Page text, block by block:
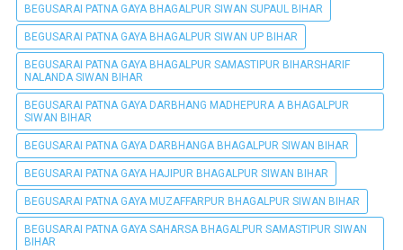
BEGUSARAI PATNA GAYA BHAGALPUR SIWAN SUPAUL BIHAR
BEGUSARAI PATNA GAYA BHAGALPUR SIWAN UP BIHAR
BEGUSARAI PATNA GAYA BHAGALPUR SAMASTIPUR BIHARSHARIF
NALANDA SIWAN BIHAR
BEGUSARAI PATNA GAYA DARBHANG MADHEPURA A BHAGALPUR
SIWAN BIHAR
BEGUSARAI PATNA GAYA DARBHANGA BHAGALPUR SIWAN BIHAR
BEGUSARAI PATNA GAYA HAJIPUR BHAGALPUR SIWAN BIHAR
BEGUSARAI PATNA GAYA MUZAFFARPUR BHAGALPUR SIWAN BIHAR
BEGUSARAI PATNA GAYA SAHARSA BHAGALPUR SAMASTIPUR SIWAN
BIHAR